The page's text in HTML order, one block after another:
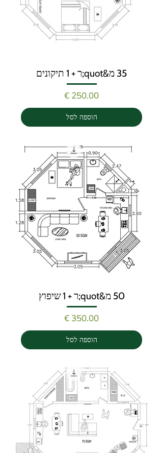
35 מ&quot;ר + 1 תיקונים
מחיר
הוספה לסל
50 מ&quot;ר + 1 שיפוץ
מחיר
הוספה לסל